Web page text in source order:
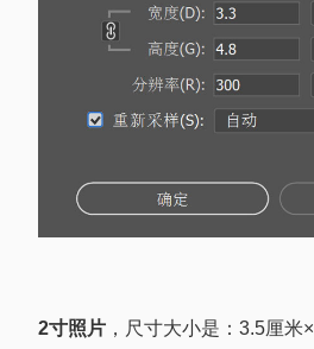
2寸照片 ，尺寸大小是：3.5厘